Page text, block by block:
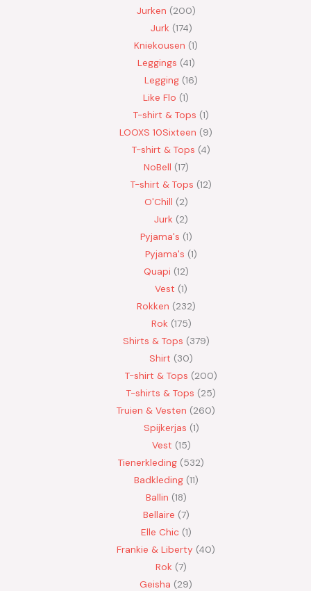
Jurken 200
Jurk 174
Kniekousen 1
Leggings 41
Legging 16
Like Flo 1
T-shirt & Tops 1
LOOXS 10Sixteen
9
T-shirt & Tops 4
NoBell 17
T-shirt & Tops 12
O'Chill 2
Jurk 2
Pyjama's 1
Pyjama's 1
Quapi 12
Vest 1
Rokken 232
Rok 175
Shirts & Tops 379
Shirt
30
T-shirt & Tops
200
T-shirts & Tops
25
Truien & Vesten
260
Spijkerjas 1
Vest 15
Tienerkleding 532
Badkleding 11
Ballin 18
Bellaire 7
Elle Chic 1
Frankie & Liberty 40
Rok 7
Geisha
29